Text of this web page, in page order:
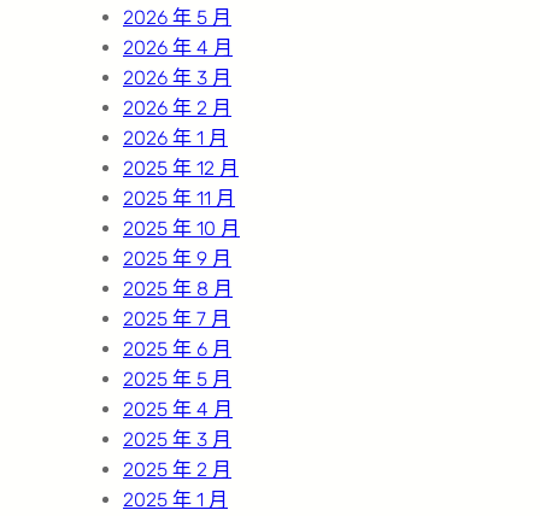
2026 年 5 月
2026 年 4 月
2026 年 3 月
2026 年 2 月
2026 年 1 月
2025 年 12 月
2025 年 11 月
2025 年 10 月
2025 年 9 月
2025 年 8 月
2025 年 7 月
2025 年 6 月
2025 年 5 月
2025 年 4 月
2025 年 3 月
2025 年 2 月
2025 年 1 月